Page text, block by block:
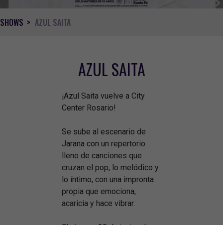
SHOWS AZUL SAITA
AZUL SAITA
¡Azul Saita vuelve a City
Center Rosario!
Se sube al escenario de
Jarana con un repertorio
lleno de canciones que
cruzan el pop, lo melódico y
lo íntimo, con una impronta
propia que emociona,
acaricia y hace vibrar.